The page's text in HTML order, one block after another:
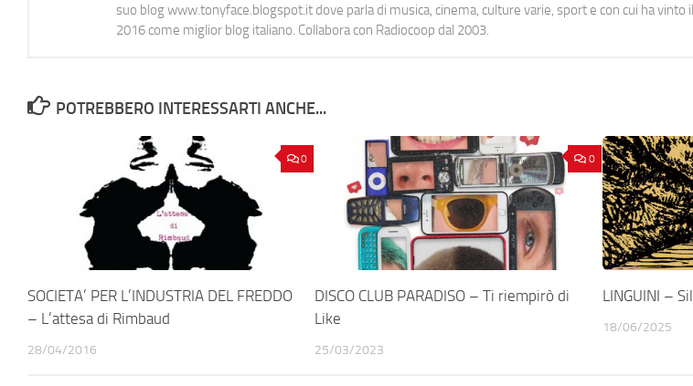
suo blog www.tonyface.blogspot.it dove parla di musica, cinema, culture varie, sport e con cui ha
2016 come miglior blog italiano. Collabora con Radiocoop dal 2003.
POTREBBERO INTERESSARTI ANCHE...
0
SOCIETA’ PER L’INDUSTRIA DEL FREDDO
– L’attesa di Rimbaud
28/04/2016
0
DISCO CLUB PARADISO – Ti riempirò di
Like
25/03/2023
LINGUINI –
18/06/2025